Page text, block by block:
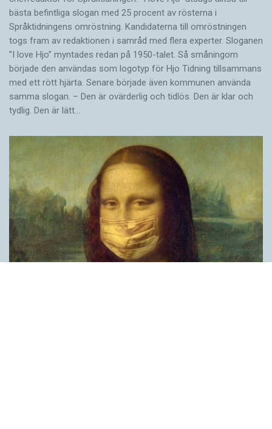
bästa befintliga slogan med 25 procent av rösterna i
Språktidningens omröstning. Kandidaterna till omröstningen
togs fram av redaktionen i samråd med flera experter. Sloganen
”I love Hjo” myntades redan på 1950-talet. Så småningom
började den användas som logotyp för Hjo Tidning tillsammans
med ett rött hjärta. Senare började även kommunen använda
samma slogan. – Den är ovärderlig och tidlös. Den är klar och
tydlig. Den är lätt…